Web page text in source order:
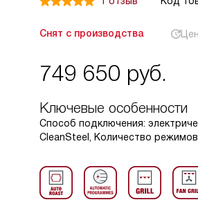
Снят с производства
749 650 руб.
Ключевые особенности
Способ подключения:
CleanSteel, Количество